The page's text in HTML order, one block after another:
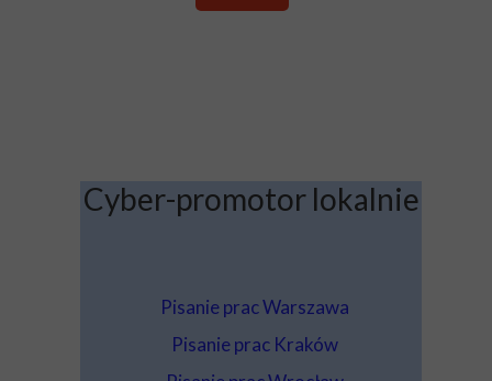
Cyber-promotor lokalnie
Pisanie prac Warszawa
Pisanie prac Kraków